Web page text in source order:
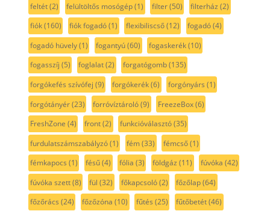
feltét(2) felültöltős mosógép(1) filter(50) filterház (2)
fiók(160) fiók fogadó(1) flexibiliscső(12) fogadó(4)
fogadó hüvely(1) fogantyú(60) fogaskerék(10)
fogasszíj (5) foglalat(2) forgatógomb(135)
forgókefés szívófej (9) forgókerék(6) forgónyárs (1)
forgótányér(23) forróvíztároló(9) FreezeBox(6)
FreshZone (4) front(2) funkcióválasztó(35)
furdulatszámszabályzó(1) fém(33) fémcső(1)
fémkapocs (1) fésű(4) fólia (3) földgáz (11) fúvóka (42)
fúvóka szett(8) fül (32) főkapcsoló(2) főzőlap(64)
főzőrács (24) főzőzóna (10) fűtés (25) fűtőbetét(46)